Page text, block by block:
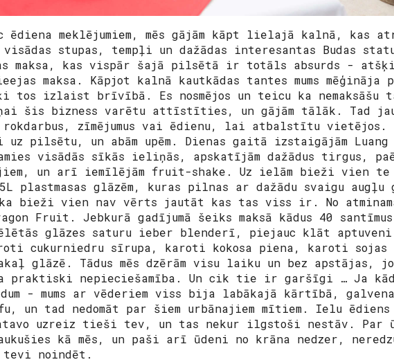
ēdiena meklējumiem, mēs gājām kāpt lielajā kalnā, kas
stupas, tempļi un dažādas interesantas Budas
maksa, kas vispār šajā pilsētā ir totāls absurds -
maksa. Kāpjot kalnā kautkādas tantes mums mēģināja
tos izlaist brīvībā. Es nosmējos un teicu ka nemaksāšu
šis bizness varētu attīstīties, un gājām tālāk. Tad
rokdarbus, zīmējumus vai ēdienu, lai atbalstītu vietējos.
pilsētu, un abām upēm. Dienas gaitā izstaigājām Luang
visādās sīkās ieliņās, apskatījām dažādus tirgus,
un arī iemīlējām fruit-shake. Uz ielām bieži vien te
glāzēm, kuras pilnas ar dažādu svaigu augļu
bieži vien nav vērts jautāt kas tas viss ir. No
Fruit. Jebkurā gadījumā šeiks maksā kādus 40
glāzes saturu ieber blenderī, piejauc klāt
cukurniedru sīrupa, karoti kokosa piena, karoti sojas
glāzē. Tādus mēs dzērām visu laiku un bez apstājas,
praktiski nepieciešamība. Un cik tie ir garšīgi … Ja
- mums ar vēderiem viss bija labākajā kārtībā,
un tad nedomāt par šiem urbānajiem mītiem. Ielu
uzreiz tieši tev, un tas nekur ilgstoši nestāv. Par
kā mēs, un paši arī ūdeni no krāna nedzer,
noindēt.